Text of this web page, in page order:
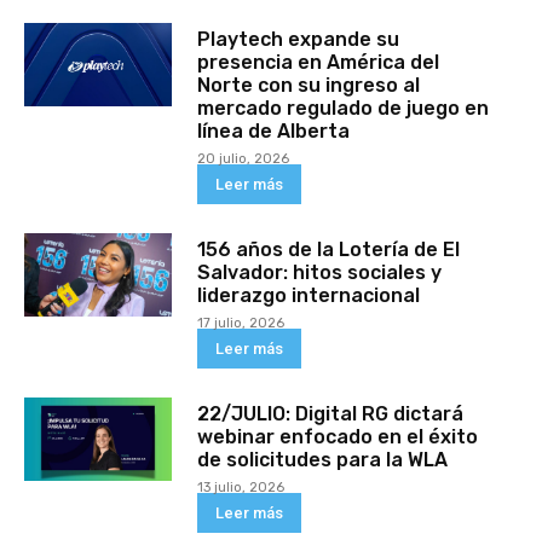
Playtech expande su
presencia en América del
Norte con su ingreso al
mercado regulado de juego en
línea de Alberta
20 julio, 2026
Leer más
156 años de la Lotería de El
Salvador: hitos sociales y
liderazgo internacional
17 julio, 2026
Leer más
22/JULIO: Digital RG dictará
webinar enfocado en el éxito
de solicitudes para la WLA
13 julio, 2026
Leer más